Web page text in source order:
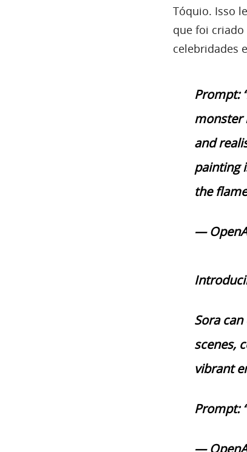
Tóquio. Isso
que foi
celebridades
Prompt:
monster
and
painting
the
—
Sora
scenes,
vibrant
Prompt:
—